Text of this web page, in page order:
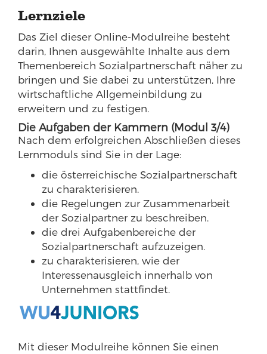
Lernziele
Das Ziel dieser Online-Modulreihe besteht
darin, Ihnen ausgewählte Inhalte aus dem
Themenbereich Sozialpartnerschaft näher zu
bringen und Sie dabei zu unterstützen, Ihre
wirtschaftliche Allgemeinbildung zu
erweitern und zu festigen.
Die Aufgaben der Kammern (Modul 3/4)
Nach dem erfolgreichen Abschließen dieses
Lernmoduls sind Sie in der Lage:
die österreichische Sozialpartnerschaft
zu charakterisieren.
die Regelungen zur Zusammenarbeit
der Sozialpartner zu beschreiben.
die drei Aufgabenbereiche der
Sozialpartnerschaft aufzuzeigen.
zu charakterisieren, wie der
Interessenausgleich innerhalb von
Unternehmen stattfindet.
Mit dieser Modulreihe können Sie einen